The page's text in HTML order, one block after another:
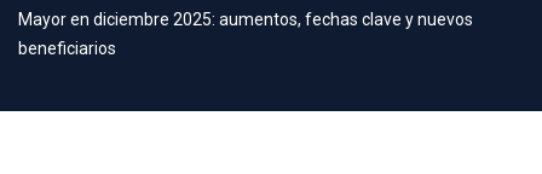
Mayor en diciembre 2025: aumentos, fechas clave y nuevos
beneficiarios